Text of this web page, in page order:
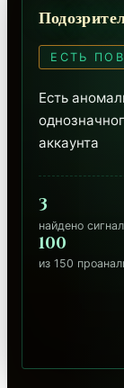
ЕСТЬ
Есть
аккаунта
3
найдено
100
из 150